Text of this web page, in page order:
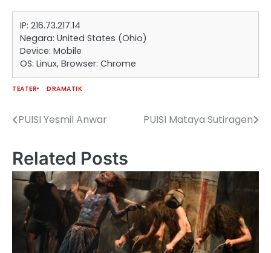
IP: 216.73.217.14
Negara: United States (Ohio)
Device: Mobile
OS: Linux, Browser: Chrome
TEATER DRAMATIK
Navigasi
PUISI Yesmil Anwar PUISI Mataya Sutiragen
Related Posts